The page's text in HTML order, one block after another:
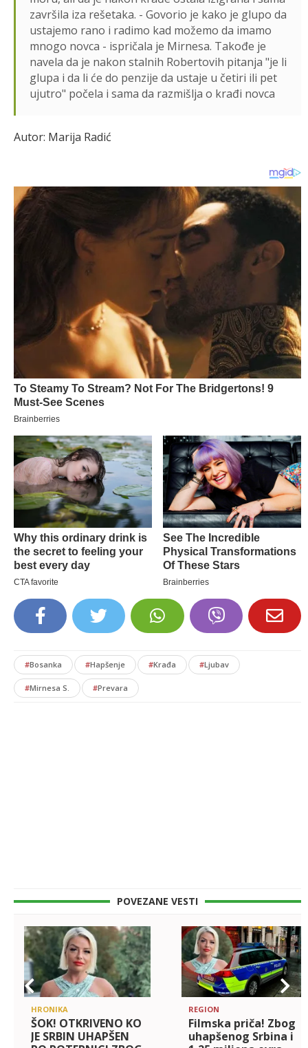
završila iza rešetaka. - Govorio je kako je glupo da
ustajemo rano i radimo kad možemo da imamo
mnogo novca - ispričala je Mirnesa. Takođe je
navela da je nakon stalnih Robertovih pitanja "je li
glupa i da li će do penzije da ustaje u četiri ili pet
ujutro" počela i sama da razmišlja o krađi novca
Autor: Marija Radić
#Bosanka #Hapšenje #Krađa #Ljubav
#Mirnesa S. #Prevara
POVEZANE VESTI
HRONIKA
ŠOK! OTKRIVENO KO
JE SRBIN UHAPŠEN
REGION
Filmska priča! Zbog
uhapšenog Srbina i